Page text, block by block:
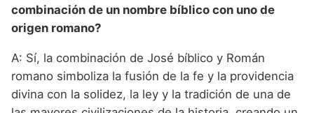
combinación de un nombre bíblico con uno de
origen romano?
A: Sí, la combinación de José bíblico y Román
romano simboliza la fusión de la fe y la providencia
divina con la solidez, la ley y la tradición de una de